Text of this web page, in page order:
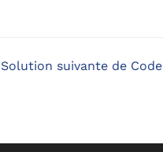
Solution suivante de Code